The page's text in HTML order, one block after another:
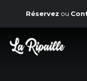
Réservez ou